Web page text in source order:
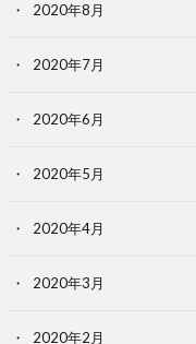
2020年8月
2020年7月
2020年6月
2020年5月
2020年4月
2020年3月
2020年2月